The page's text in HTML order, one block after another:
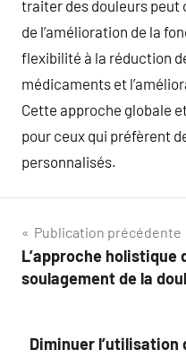
traiter des douleurs peut
de l’amélioration de la
flexibilité à la réduction
médicaments et
Cette approche globale
pour ceux qui préfèrent
personnalisés.
Navigation
de
Publication précédente
L’approche
soulagement de la
Diminuer